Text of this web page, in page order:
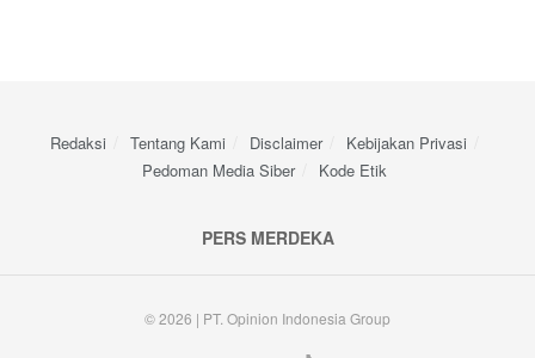
Redaksi Tentang Kami Disclaimer
Kebijakan Privasi
Pedoman Media Siber
Kode Etik
PERS MERDEKA
© 2026 | PT. Opinion Indonesia Group